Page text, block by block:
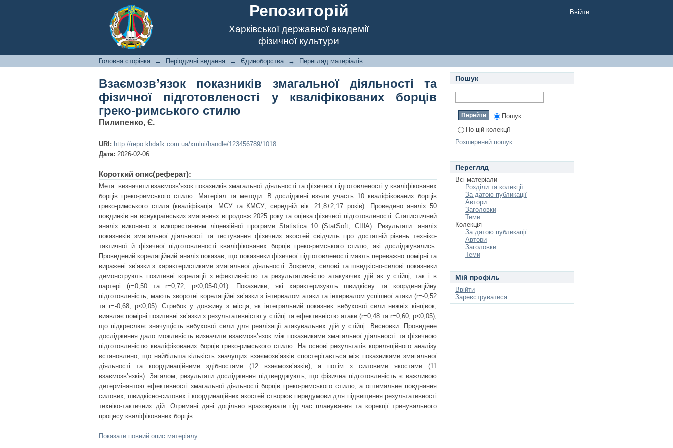
Репозиторій
Харківської державної академії
фізичної культури
Ввійти
Головна сторінка → Періодичні видання → Єдиноборства → Перегляд матеріалів
Взаємозв’язок показників змагальної діяльності та
фізичної підготовленості у кваліфікованих борців
греко-римського стилю
Пилипенко, Є.
URI: http://repo.khdafk.com.ua/xmlui/handle/123456789/1018
Дата: 2026-02-06
Короткий опис(реферат):
Мета: визначити взаємозв’язок показників змагальної діяльності та фізичної підготовленості у кваліфікованих
борців греко-римського стилю. Матеріал та методи. В досліджені взяли участь 10 кваліфікованих борців
греко-римського стиля (кваліфікація: МСУ та КМСУ; середній вік: 21,8±2,17 років). Проведено аналіз 50
поєдинків на всеукраїнських змаганнях впродовж 2025 року та оцінка фізичної підготовленості. Статистичний
аналіз виконано з використанням ліцензійної програми Statistica 10 (StatSoft, США). Результати: аналіз
показників змагальної діяльності та тестування фізичних якостей свідчить про достатній рівень техніко-
тактичної й фізичної підготовленості кваліфікованих борців греко-римського стилю, які досліджувались.
Проведений кореляційний аналіз показав, що показники фізичної підготовленості мають переважно помірні та
виражені зв’язки з характеристиками змагальної діяльності. Зокрема, силові та швидкісно-силові показники
демонструють позитивні кореляції з ефективністю та результативністю атакуючих дій як у стійці, так і в
партері (r=0,50 та r=0,72; p<0,05-0,01). Показники, які характеризують швидкісну та координаційну
підготовленість, мають зворотні кореляційні зв’язки з інтервалом атаки та інтервалом успішної атаки (r=-0,52
та r=-0,68; p<0,05). Стрибок у довжину з місця, як інтегральний показник вибухової сили нижніх кінцівок,
виявляє помірні позитивні зв’язки з результативністю у стійці та ефективністю атаки (r=0,48 та r=0,60; p<0,05),
що підкреслює значущість вибухової сили для реалізації атакувальних дій у стійці. Висновки. Проведене
дослідження дало можливість визначити взаємозв’язок між показниками змагальної діяльності та фізичною
підготовленістю кваліфікованих борців греко-римського стилю. На основі результатів кореляційного аналізу
встановлено, що найбільша кількість значущих взаємозв’язків спостерігається між показниками змагальної
діяльності та координаційними здібностями (12 взаємозв’язків), а потім з силовими якостями (11
взаємозв’язків). Загалом, результати дослідження підтверджують, що фізична підготовленість є важливою
детермінантою ефективності змагальної діяльності борців греко-римського стилю, а оптимальне поєднання
силових, швидкісно-силових і координаційних якостей створює передумови для підвищення результативності
техніко-тактичних дій. Отримані дані доцільно враховувати під час планування та корекції тренувального
процесу кваліфікованих борців.
Показати повний опис матеріалу
Пошук
Пошук
По цій колекції
Розширений пошук
Перегляд
Всі матеріали
Розділи та колекції
За датою публикації
Автори
Заголовки
Теми
Колекція
За датою публикації
Автори
Заголовки
Теми
Мій профіль
Ввійти
Зареєструватися